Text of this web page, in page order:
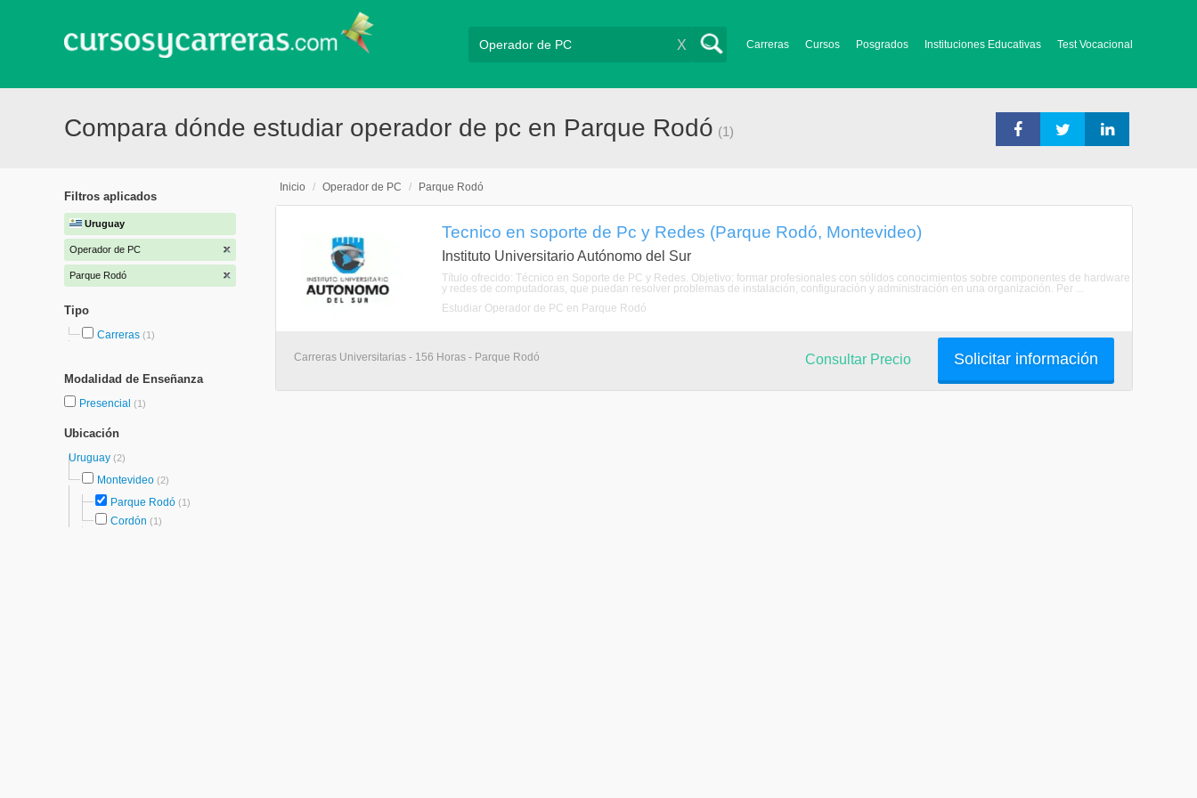
Carreras Cursos Posgrados Instituciones Educativas Test Vocacional
X
Compara dónde estudiar operador de pc en Parque Rodó (1)
Filtros aplicados
Uruguay
Operador de PC
Parque Rodó
Tipo
Carreras (1)
Modalidad de Enseñanza
Presencial (1)
Ubicación
Uruguay (2)
Montevideo (2)
Parque Rodó (1)
Cordón (1)
Inicio / Operador de PC / Parque Rodó
Tecnico en soporte de Pc y Redes (Parque Rodó, Montevideo)
Instituto Universitario Autónomo del Sur
Título ofrecido: Técnico en Soporte de PC y Redes. Objetivo: formar profesionales con sólidos conocimientos sobre componentes de hardware
y redes de computadoras, que puedan resolver problemas de instalación, configuración y administración en una organización. Per ...
Estudiar Operador de PC en Parque Rodó
Carreras Universitarias - 156 Horas - Parque Rodó Solicitar información
Consultar Precio